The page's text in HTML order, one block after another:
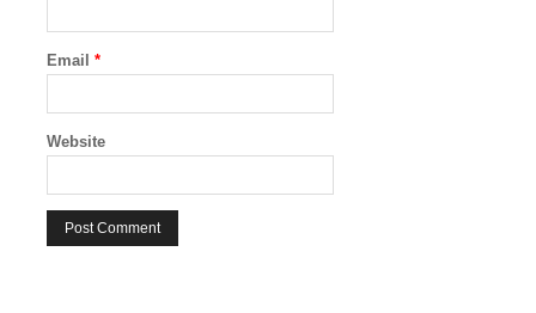
Email *
Website